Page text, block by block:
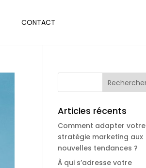
CONTACT
Articles récents
Comment adapter votre
stratégie marketing aux
nouvelles tendances ?
À qui s’adresse votre